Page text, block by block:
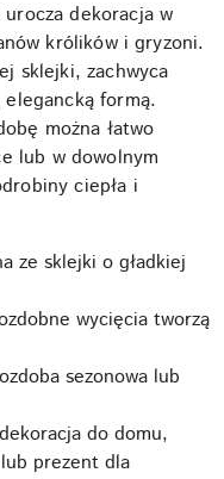
dekoracja w
królików i gryzoni.
sklejki, zachwyca
formą.
można łatwo
lub w dowolnym
ciepła i
ze sklejki o gładkiej
wycięcia tworzą
sezonowa lub
do domu,
prezent dla